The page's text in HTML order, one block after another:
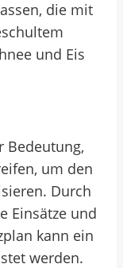
die mit
und Eis
Bedeutung,
um den
Durch
Einsätze und
kann ein
werden.